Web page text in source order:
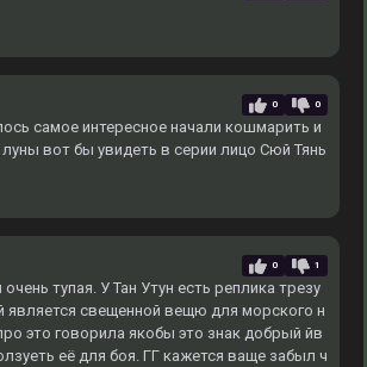
0 0
самое интересное начали кошмарить и
вот бы увидеть в серии лицо Сюй Тянь
0 1
тупая. У Тан Утун есть реплика трезу
является свещенной вещю для морского н
это говорила якобы это знак добрый йв
её для боя. ГГ кажется ваще забыл ч